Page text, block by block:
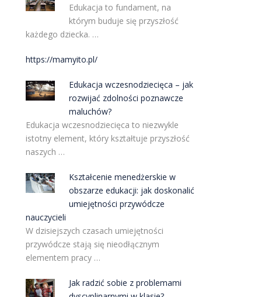
Edukacja to fundament, na
którym buduje się przyszłość
każdego dziecka. …
https://mamyito.pl/
Edukacja wczesnodziecięca – jak
rozwijać zdolności poznawcze
maluchów?
Edukacja wczesnodziecięca to niezwykle
istotny element, który kształtuje przyszłość
naszych …
Kształcenie menedżerskie w
obszarze edukacji: jak doskonalić
umiejętności przywódcze
nauczycieli
W dzisiejszych czasach umiejętności
przywódcze stają się nieodłącznym
elementem pracy …
Jak radzić sobie z problemami